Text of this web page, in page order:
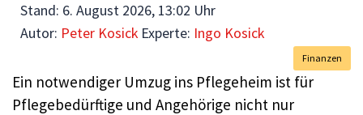
Stand: 6. August 2026, 13:02 Uhr
Autor: Peter Kosick Experte: Ingo Kosick
Finanzen
Ein notwendiger Umzug ins Pflegeheim ist für
Pflegebedürftige und Angehörige nicht nur